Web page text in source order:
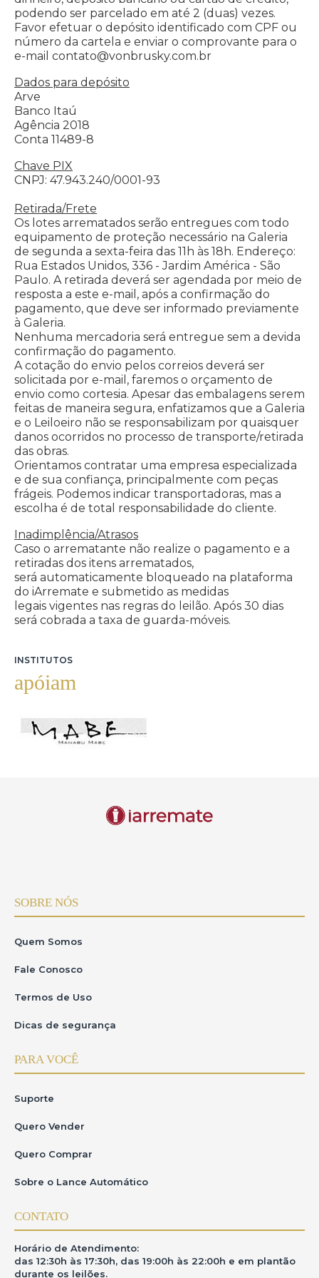
artista cuja obra de arte é a sua coleção. Há, portanto, que se
falar, ao lado da Sonia artista plástica e da Sonia escritora, de
uma terceira Sonia a Sonia colecionadora, que por várias
décadas adquiriu tudo quanto pudesse enriquecer seu
precioso acervo. Lembro-me bem: era com a alegria de uma
saia de um leilão. Fascinada pela China país que visitou três
vezes e cujo idioma estudou, é natural que predominem, na
coleção, as cerâmicas e porcelanas chinesas; mas há
também um admirável conjunto de imagens religiosas dos
séculos XVII ao XIX, bronzes do sudoeste asiático, mobiliário
enfim, toda uma vida concretizada em objetos de variada
origem e antiguidade. Despeço-me com tristeza dessas
peças que pertenceram à minha querida Sonia, com a
mesmos momentos de paz, alegria e plena felicidade que
lhe proporcionaram. Por José Roberto Teixeira Leite. Os lotes
01 ao 414 pertencem ao Espólio Sonia Von Brusky, enquanto
os lotes 415 ao 451 correspondem a obras consignadas por
outros colecionadores. Os arrematantes deverão pagar ao
Leiloeiro comissão de 5% sobre o valor da arrematação e 5%
sobre o valor da arrematação como taxa administrativa para
a casa de Leilões Ricardo Von Brusky.
podendo ser parcelado em até 2 (duas) vezes.
Favor efetuar o depósito identificado com CPF ou
número da cartela e enviar o comprovante para o
e-mail contato@vonbrusky.com.br
Dados para depósito
Arve
Banco Itaú
Agência 2018
Conta 11489-8
Chave PIX
CNPJ: 47.943.240/0001-93
Retirada/Frete
Os lotes arrematados serão entregues com todo
equipamento de proteção necessário na Galeria
de segunda a sexta-feira das 11h às 18h. Endereço:
Rua Estados Unidos, 336 -Jardim América - São
Paulo. A retirada deverá ser agendada por meio de
resposta a este e-mail, após a confirmação do
pagamento, que deve ser informado previamente
à Galeria.
Nenhuma mercadoria será entregue sem a devida
confirmação do pagamento.
A cotação do envio pelos correios deverá ser
solicitada por e-mail, faremos o orçamento de
envio como cortesia. Apesar das embalagens serem
feitas de maneira segura, enfatizamos que a Galeria
e o Leiloeiro não se responsabilizam por quaisquer
danos ocorridos no processo de transporte/retirada
das obras.
Orientamos contratar uma empresa especializada
e de sua confiança, principalmente com peças
frágeis. Podemos indicar transportadoras, mas a
escolha é de total responsabilidade do cliente.
Inadimplência/Atrasos
Caso o arrematante não realize o pagamento e a
retiradas dos itens arrematados,
será automaticamente bloqueado na plataforma
do iArremate e submetido as medidas
legais vigentes nas regras do leilão. Após 30 dias
será cobrada a taxa de guarda-móveis.
INSTITUTOS
apóiam
SOBRE NÓS
Quem Somos
Fale Conosco
Termos de Uso
Dicas de segurança
PARA VOCÊ
Suporte
Quero Vender
Quero Comprar
Sobre o Lance Automático
CONTATO
Horário de Atendimento:
das 12:30h às 17:30h, das 19:00h às 22:00h e em plantão
durante os leilões.